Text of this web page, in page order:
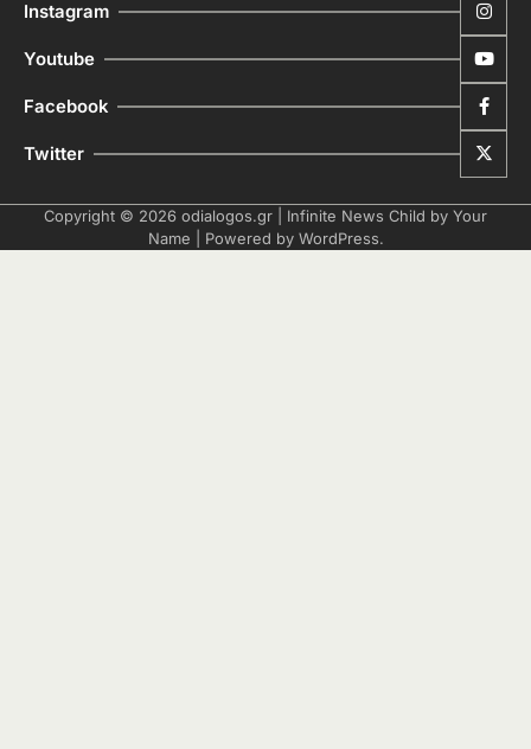
Instagram
Youtube
Facebook
Twitter
Copyright © 2026 odialogos.gr | Infinite News Child by Your
Name | Powered by WordPress.